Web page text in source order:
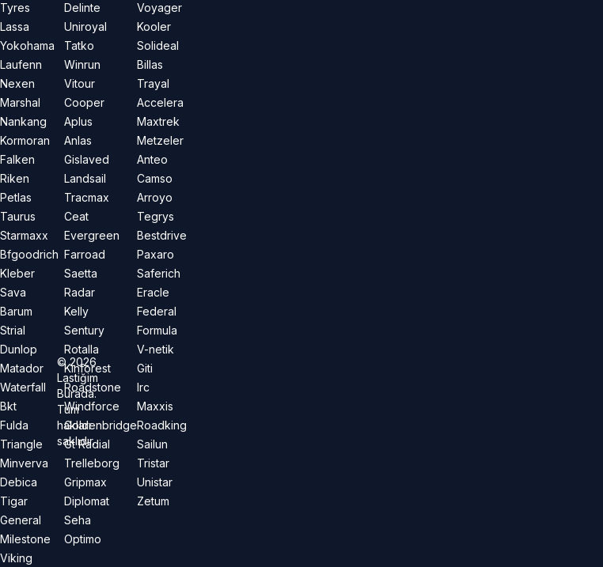
Tyres
Lassa
Yokohama
Laufenn
Nexen
Marshal
Nankang
Kormoran
Falken
Riken
Petlas
Taurus
Starmaxx
Bfgoodrich
Kleber
Sava
Barum
Strial
Dunlop
Matador
Waterfall
Bkt
Fulda
Triangle
Minverva
Debica
Tigar
General
Milestone
Viking
Delinte
Uniroyal
Tatko
Winrun
Vitour
Cooper
Aplus
Anlas
Gislaved
Landsail
Tracmax
Ceat
Evergreen
Farroad
Saetta
Radar
Kelly
Sentury
Rotalla
Kinforest
Roadstone
Windforce
Goldenbridge
Gt Radial
Trelleborg
Gripmax
Diplomat
Seha
Optimo
Voyager
Kooler
Solideal
Billas
Trayal
Accelera
Maxtrek
Metzeler
Anteo
Camso
Arroyo
Tegrys
Bestdrive
Paxaro
Saferich
Eracle
Federal
Formula
V-netik
Giti
Irc
Maxxis
Roadking
Sailun
Tristar
Unistar
Zetum
©2026
Lastiğim
Burada.
Tüm
hakları
saklıdır.